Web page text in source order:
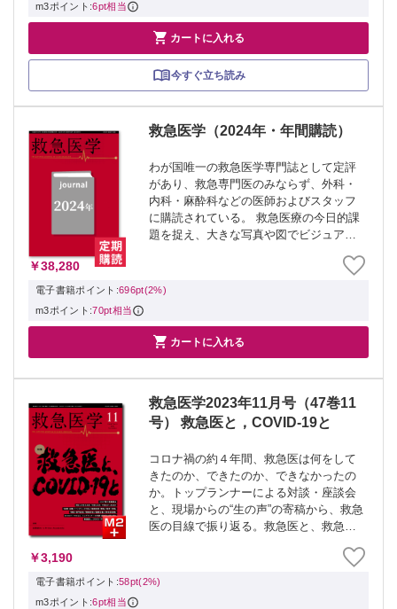
m3ポイント:6pt相当
 カートに入れる
今すぐ立ち読み
救急医学（2024年・年間購読）
わが国唯一の救急医学専門誌として定評
があり、救急専門医のみならず、外科・
内科・麻酔科などの医師およびスタッフ
に購読されている。 救急医療の今日的課
題を捉え、大きな写真や図でビジュアル
2024年1月号（48巻1号）ようこそ 脳波モ
ニタリングの世界へ ・救急医学202...
￥38,280
電子書籍ポイント:696pt(2%)
m3ポイント:70pt相当
 カートに入れる
救急医学2023年11月号（47巻11
号） 救急医と，COVID-19と
コロナ禍の約４年間、救急医は何をして
きたのか、できたのか、できなかったの
か。トップランナーによる対談・座談会
と、現場からの“生の声”の寄稿から、救急
医の目線で振り返る。救急医と、救急医
￥3,190
電子書籍ポイント:58pt(2%)
m3ポイント:6pt相当